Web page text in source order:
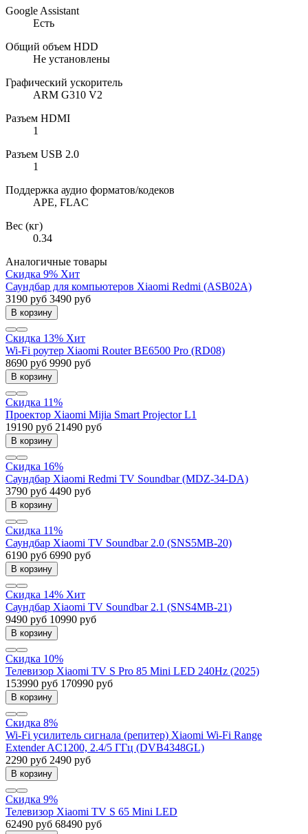
Google Assistant
Есть
Общий объем HDD
Не установлены
Графический ускоритель
ARM G310 V2
Разъем HDMI
1
Разъем USB 2.0
1
Поддержка аудио форматов/кодеков
APE, FLAC
Вес (кг)
0.34
Аналогичные товары
Скидка 9% Хит
Саундбар для компьютеров Xiaomi Redmi (ASB02A)
3190 руб 3490 руб
В корзину
Скидка 13% Хит
Wi-Fi роутер Xiaomi Router BE6500 Pro (RD08)
8690 руб 9990 руб
В корзину
Скидка 11%
Проектор Xiaomi Mijia Smart Projector L1
19190 руб 21490 руб
В корзину
Скидка 16%
Саундбар Xiaomi Redmi TV Soundbar (MDZ-34-DA)
3790 руб 4490 руб
В корзину
Скидка 11%
Саундбар Xiaomi TV Soundbar 2.0 (SNS5MB-20)
6190 руб 6990 руб
В корзину
Скидка 14% Хит
Саундбар Xiaomi TV Soundbar 2.1 (SNS4MB-21)
9490 руб 10990 руб
В корзину
Скидка 10%
Телевизор Xiaomi TV S Pro 85 Mini LED 240Hz (2025)
153990 руб 170990 руб
В корзину
Скидка 8%
Wi-Fi усилитель сигнала (репитер) Xiaomi Wi-Fi Range
Extender AC1200, 2.4/5 ГГц (DVB4348GL)
2290 руб 2490 руб
В корзину
Скидка 9%
Телевизор Xiaomi TV S 65 Mini LED
62490 руб 68490 руб